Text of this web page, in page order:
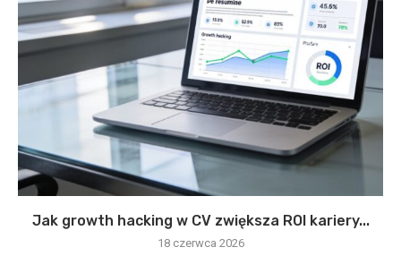
Jak growth hacking w CV zwiększa ROI kariery...
18 czerwca 2026